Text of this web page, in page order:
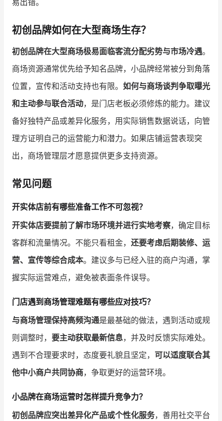
初创品牌如何在大型商场生存？
初创品牌在大型商场极易面临客流分配劣势与市场冷遇。
商场资源通常优先给予知名品牌，小品牌经常被分到角落
位置，宣传和活动支持也有限。 如何与商场谈判争取曝光
和主动参与联合活动，是门店老板必须修炼的能力。建议
备好独特产品或差异化服务，用实际销售数据说话，向管
理方证明自己的运营能力和潜力。如果店铺运营表现突
出，商场管理层才愿意提供更多支持资源。
常见问题
开实体店前有哪些准备工作不可忽视？
开实体店要提前了解市场环境并进行实地考察，确定目标
客群和流量情况。不能只看租金， 还要考虑后期装修、运
营、宣传等综合成本。建议多与已经入驻的商户沟通，掌
握实际运营难点，避免被表面条件误导。
门店遇到商场管理难题有哪些应对技巧？
与商场管理保持高频沟通是最基础的做法，遇到活动或规
则调整时， 要主动获取最新信息，并及时反馈实际难处。
遇到不合理要求时，态度要礼貌且坚定， 可以适度联合其
他中小商户共同协商，争取更好的运营环境。
小品牌在商场运营时怎样提升竞争力？
初创品牌应突出差异化产品或个性化服务，善用社交平台